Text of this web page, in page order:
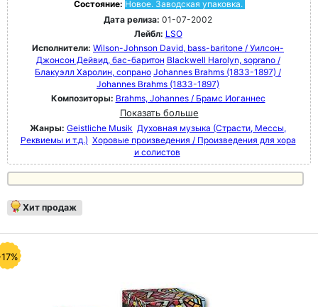
Состояние: Новое. Заводская упаковка.
Дата релиза: 01-07-2002
Лейбл: LSO
Исполнители: Wilson-Johnson David, bass-baritone / Уилсон-
Джонсон Дейвид, бас-баритон Blackwell Harolyn, soprano /
Блакуэлл Харолин, сопрано Johannes Brahms (1833-1897) /
Johannes Brahms (1833-1897)
Композиторы: Brahms, Johannes / Брамс Иоганнес
Показать больше
Жанры: Geistliche Musik Духовная музыка (Страсти, Мессы,
Реквиемы и т.д.) Хоровые произведения / Произведения для хора
и солистов
Хит продаж